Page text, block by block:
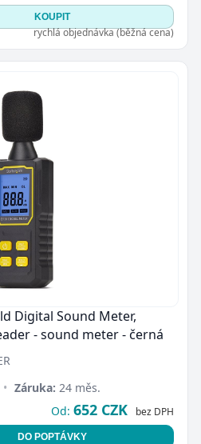
KOUPIT
rychlá objednávka (běžná cena)
Digital Sound Meter,
- sound meter - černá
• Záruka: 24 měs.
Od: 652 CZK bez DPH
DO POPTÁVKY